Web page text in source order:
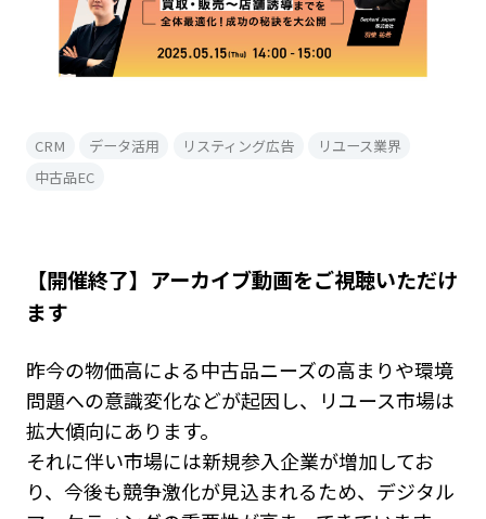
CRM データ活用 リスティング広告
リユース業界
中古品EC
【開催終了】アーカイブ動画をご視聴いただけ
ます
昨今の物価高による中古品ニーズの高まりや環境
問題への意識変化などが起因し、リユース市場は
拡大傾向にあります。
それに伴い市場には新規参入企業が増加してお
り、今後も競争激化が見込まれるため、デジタル